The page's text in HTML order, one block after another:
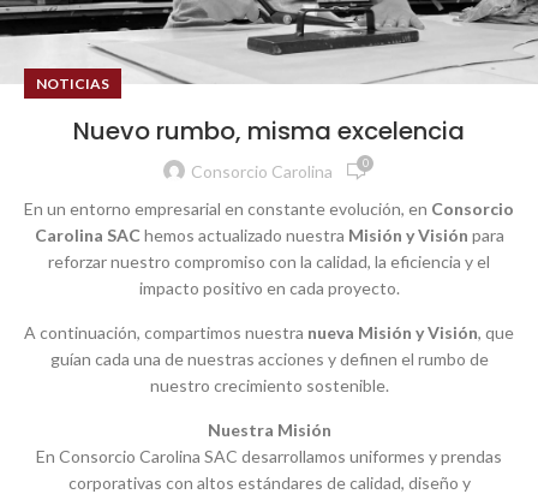
NOTICIAS
Nuevo rumbo, misma excelencia
Consorcio Carolina 0
En un entorno empresarial en constante evolución, en Consorcio
Carolina SAC hemos actualizado nuestra Misión y Visión para
reforzar nuestro compromiso con la calidad, la eficiencia y el
impacto positivo en cada proyecto.
A continuación, compartimos nuestra nueva Misión y Visión, que
guían cada una de nuestras acciones y definen el rumbo de
nuestro crecimiento sostenible.
Nuestra Misión
En Consorcio Carolina SAC desarrollamos uniformes y prendas
corporativas con altos estándares de calidad, diseño y